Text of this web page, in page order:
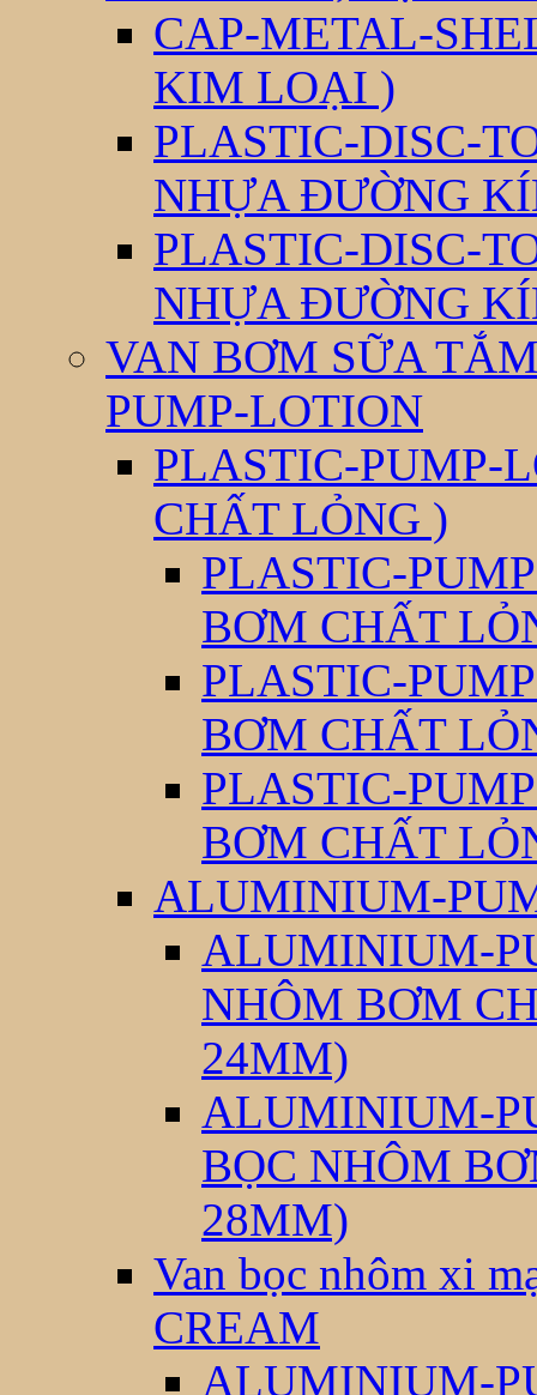
CAP-METAL-
KIM LOẠI )
PLASTIC-DISC-
NHỰA ĐƯỜNG
PLASTIC-DISC-
NHỰA ĐƯỜNG
VAN BƠM SỮA
PUMP-LOTION
PLASTIC-PUMP-
CHẤT LỎNG )
PLASTIC-
BƠM CHẤT
PLASTIC-
BƠM CHẤT
PLASTIC-
BƠM CHẤT
ALUMINIUM-
ALUMINIUM-
NHÔM BƠM
24MM)
ALUMINIUM-
BỌC NHÔM
28MM)
Van bọc nhôm xi
CREAM
ALUMINIUM-